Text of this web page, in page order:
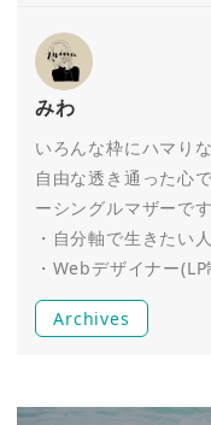
みわ
いろんな枠にハマり
自由な透き通った心
ーシングルマザーです
・自分軸で生きたい
・Webデザイナー
Archives